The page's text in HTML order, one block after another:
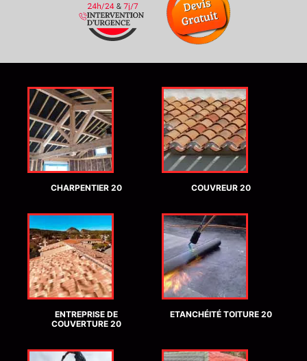
CHARPENTIER 20 COUVREUR 20
ENTREPRISE DE
COUVERTURE 20
ETANCHÉITÉ TOITURE 20